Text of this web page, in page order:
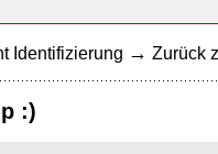
Identifizierung → Zurück
:)